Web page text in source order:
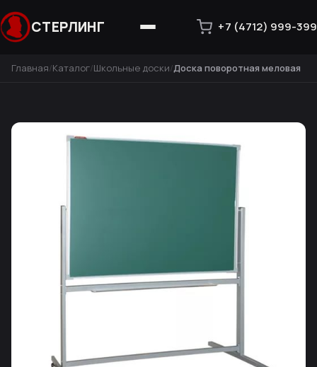
СТЕРЛИНГ +7 (4712) 999-399
Главная Каталог Школьные доски Доска поворотная меловая